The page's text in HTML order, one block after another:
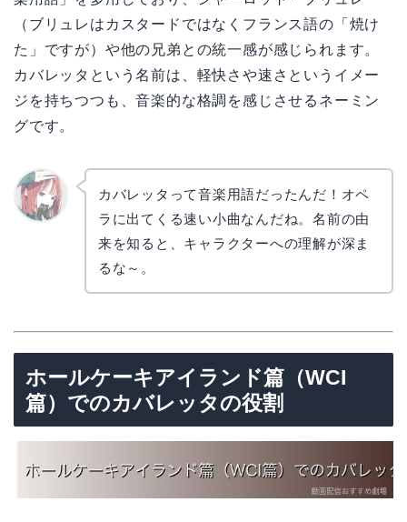
（ブリュレはカスタードではなくフランス語の「焼け
た」ですが）や他の兄弟との統一感が感じられます。
カバレッタという名前は、軽快さや速さというイメー
ジを持ちつつも、音楽的な格調を感じさせるネーミン
グです。
カバレッタって音楽用語だったんだ！オペ
ラに出てくる速い小曲なんだね。名前の由
来を知ると、キャラクターへの理解が深ま
るな～。
ホールケーキアイランド篇（WCI
篇）でのカバレッタの役割